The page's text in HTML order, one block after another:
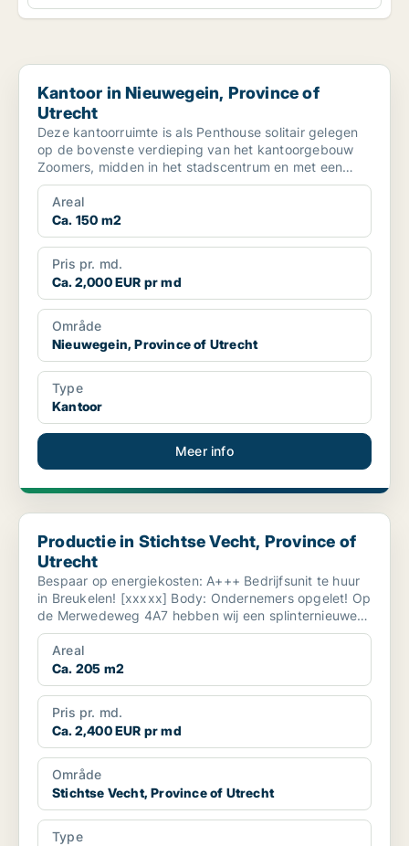
Kantoor in Nieuwegein, Province of Utrecht
Kantoor in Nieuwegein, Province of
Utrecht
Deze kantoorruimte is als Penthouse solitair gelegen
op de bovenste verdieping van het kantoorgebouw
Zoomers, midden in het stadscentrum en met een
indrukwek...
Areal
Ca. 150 m2
Pris pr. md.
Ca. 2,000 EUR pr md
Område
Nieuwegein, Province of Utrecht
Type
Kantoor
Meer info
Productie in Stichtse Vecht, Province of Utrecht
Productie in Stichtse Vecht, Province of
Utrecht
Bespaar op energiekosten: A+++ Bedrijfsunit te huur
in Breukelen! [xxxxx] ​Body: Ondernemers opgelet! Op
de Merwedeweg 4A7 hebben wij een splinternieuwe
...
Areal
Ca. 205 m2
Pris pr. md.
Ca. 2,400 EUR pr md
Område
Stichtse Vecht, Province of Utrecht
Type